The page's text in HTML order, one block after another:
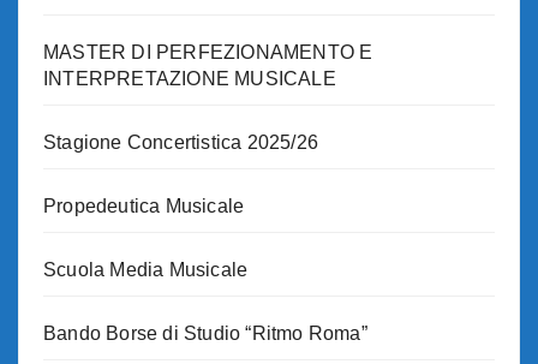
MASTER DI PERFEZIONAMENTO E
INTERPRETAZIONE MUSICALE
Stagione Concertistica 2025/26
Propedeutica Musicale
Scuola Media Musicale
Bando Borse di Studio “Ritmo Roma”